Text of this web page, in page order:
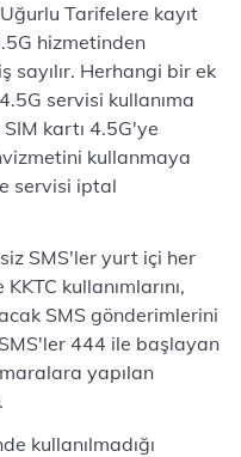
Tarifelere kayıt
hizmetinden
Herhangi bir ek
servisi kullanıma
kartı 4.5G'ye
kullanmaya
servisi iptal
SMS'ler yurt içi her
kullanımlarını,
SMS gönderimlerini
444 ile başlayan
yapılan
kullanılmadığı